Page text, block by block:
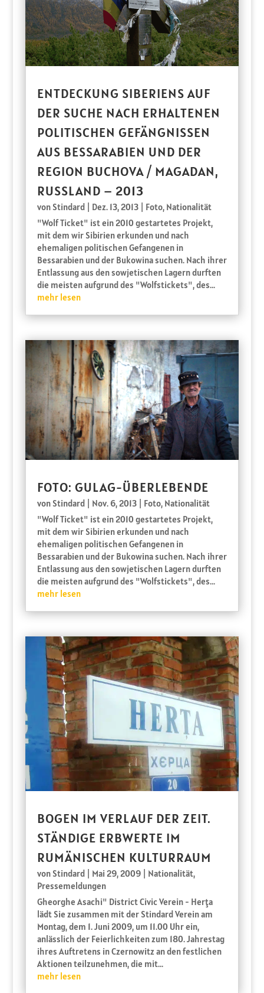
ENTDECKUNG SIBERIENS AUF
DER SUCHE NACH ERHALTENEN
POLITISCHEN GEFÄNGNISSEN
AUS BESSARABIEN UND DER
REGION BUCHOVA / MAGADAN,
RUSSLAND – 2013
von Stindard| Dez. 13, 2013| Foto, Nationalität
"Wolf Ticket" ist ein 2010 gestartetes Projekt,
mit dem wir Sibirien erkunden und nach
ehemaligen politischen Gefangenen in
Bessarabien und der Bukowina suchen. Nach ihrer
Entlassung aus den sowjetischen Lagern durften
die meisten aufgrund des "Wolfstickets", des...
mehr lesen
FOTO: GULAG-ÜBERLEBENDE
von Stindard Nov. 6, 2013| Foto, Nationalität
"Wolf Ticket" ist ein 2010 gestartetes Projekt,
mit dem wir Sibirien erkunden und nach
ehemaligen politischen Gefangenen in
Bessarabien und der Bukowina suchen. Nach ihrer
Entlassung aus den sowjetischen Lagern durften
die meisten aufgrund des "Wolfstickets", des...
mehr lesen
BOGEN IM VERLAUF DER ZEIT.
STÄNDIGE ERBWERTE IM
RUMÄNISCHEN KULTURRAUM
von Stindard Mai 29, 2009| Nationalität,
Pressemeldungen
Gheorghe Asachi" District Civic Verein - Herţa
lädt Sie zusammen mit der Stindard Verein am
Montag, dem 1. Juni 2009, um 11.00 Uhr ein,
anlässlich der Feierlichkeiten zum 180. Jahrestag
ihres Auftretens in Czernowitz an den festlichen
Aktionen teilzunehmen, die mit...
mehr lesen